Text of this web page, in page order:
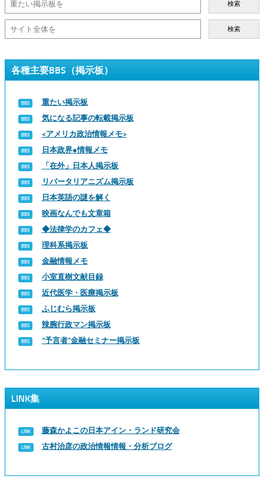
検索
検索
各種主要BBS（掲示板）
重たい掲示板
気になる記事の転載掲示板
<アメリカ政治情報メモ>
日本政界●情報メモ
「在外」日本人掲示板
リバータリアニズム掲示板
日本英語の謎を解く
映画なんでも文章箱
◆法律学のカフェ◆
理科系掲示板
金融情報メモ
小室直樹文献目録
近代医学・医療掲示板
ふじむら掲示板
辣腕行政マン掲示板
“予言者”金融セミナー掲示板
LINK集
藤森かよこの日本アイン・ランド研究会
古村治彦の政治情報情報・分析ブログ